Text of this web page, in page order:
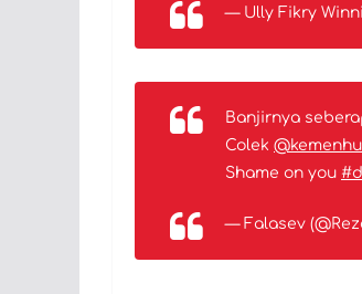
— Ully Fikry
Banjirnya
Colek
Shame on you
— Falasev